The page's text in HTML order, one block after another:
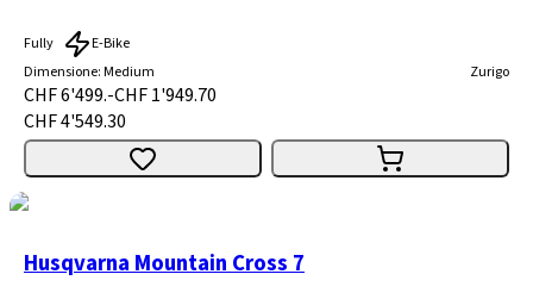
Fully
E-Bike
Dimensione:Medium Zurigo
CHF 6'499.-CHF 1'949.70
CHF 4'549.30
Husqvarna Mountain Cross 7